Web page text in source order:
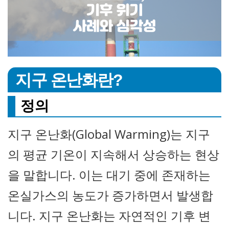
지구 온난화란?
정의
지구 온난화(Global Warming)는 지구
의 평균 기온이 지속해서 상승하는 현상
을 말합니다. 이는 대기 중에 존재하는
온실가스의 농도가 증가하면서 발생합
니다. 지구 온난화는 자연적인 기후 변